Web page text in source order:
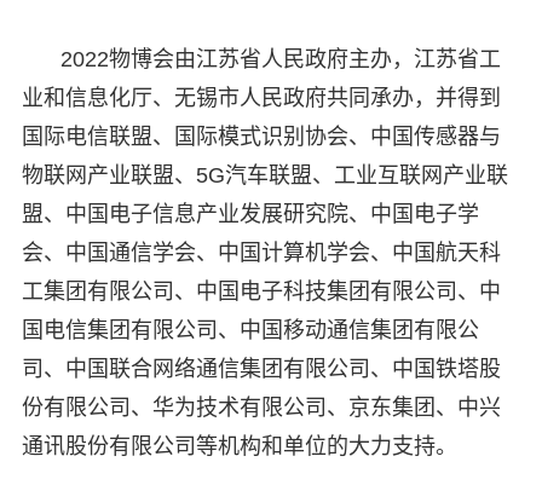
2022物博会由江苏省人民政府主办，江苏省工
业和信息化厅、无锡市人民政府共同承办，并得到
国际电信联盟、国际模式识别协会、中国传感器与
物联网产业联盟、5G汽车联盟、工业互联网产业联
盟、中国电子信息产业发展研究院、中国电子学
会、中国通信学会、中国计算机学会、中国航天科
工集团有限公司、中国电子科技集团有限公司、中
国电信集团有限公司、中国移动通信集团有限公
司、中国联合网络通信集团有限公司、中国铁塔股
份有限公司、华为技术有限公司、京东集团、中兴
通讯股份有限公司等机构和单位的大力支持。